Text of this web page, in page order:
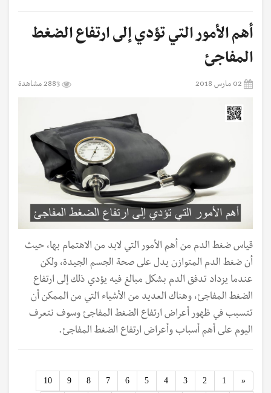
أهم الأمور التي تؤدي إلى ارتفاع الضغط
المفاجئ
02 مارس 2018 2883 مشاهدة
قياس ضغط الدم من أهم الأمور التي لابد من الاهتمام بها، حيث
أن ضغط الدم المتوازن يدل على صحة الجسم الجيدة، ولكن
عندما يزداد تدفق الدم بشكل مبالغ فيه يؤدي ذلك إلى ارتفاع
الضغط المفاجئ، وهناك العديد من الأشياء التي من الممكن أن
تتسبب في ظهور أعراض ارتفاع الضغط المفاجئ وسوف نتعرف
اليوم على أهم أسباب وأعراض ارتفاع الضغط المفاجئ.
«
Previous
1
2
3
4
5
6
7
8
9
10